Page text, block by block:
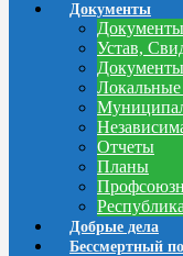
Документы
Устав,
Отчеты
Планы
Добрые дела
Бессмертный